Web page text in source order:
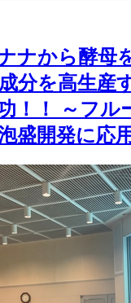
ナから酵母
分を高生産
！！ ～フル
盛開発に応